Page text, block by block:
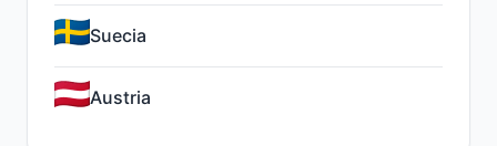
Suecia
Austria